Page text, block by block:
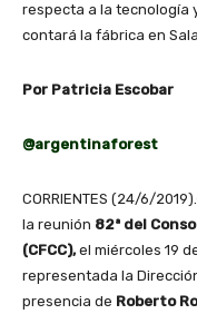
respecta a la tecnología
contará la fábrica en
Por Patricia Escobar
@argentinaforest
CORRIENTES (24/6/
la reunión 82ª del
(CFCC),el miércoles 19
representada la
presencia de Roberto